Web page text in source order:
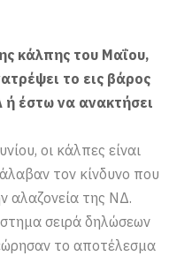
κάλπης του Μαΐου,
το εις βάρος
έστω να ανακτήσει
οι κάλπες είναι
τον κίνδυνο που
αλαζονεία της ΝΔ.
σειρά δηλώσεων
το αποτέλεσμα